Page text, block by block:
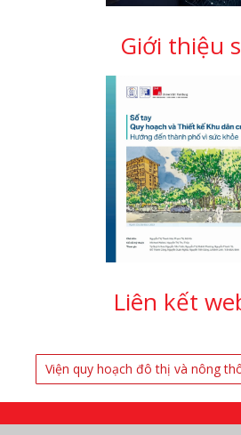
Giới thiệu
Liên kết
Viện quy hoạch đô thị và nông